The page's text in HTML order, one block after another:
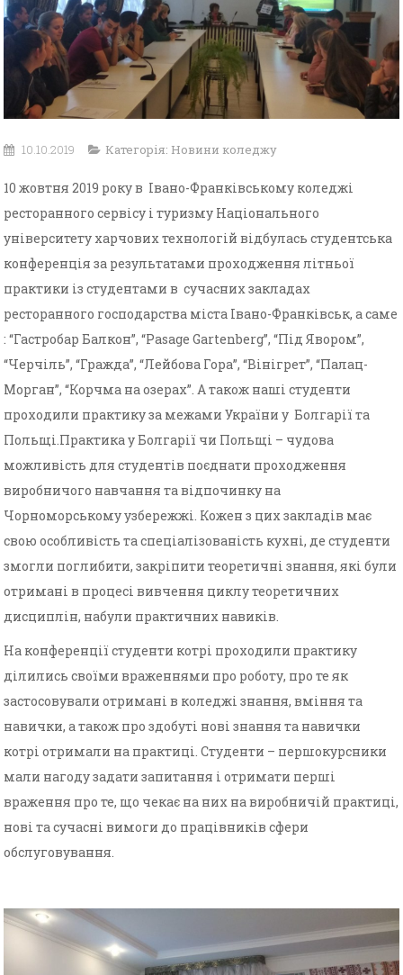
10.10.2019 Категорія: Новини коледжу
10 жовтня 2019 року в Івано-Франківському коледжі
ресторанного сервісу і туризму Національного
університету харчових технологій відбулась студентська
конференція за результатами проходження літньої
практики із студентами в сучасних закладах
ресторанного господарства міста Івано-Франківськ, а саме
: “Гастробар Балкон”, “Pasage Gartenberg”, “Під Явором”,
“Черчіль”, “Гражда”, “Лейбова Гора”, “Вінігрет”, “Палац-
Морган”, “Корчма на озерах”. А також наші студенти
проходили практику за межами України у Болгарії та
Польщі.Практика у Болгарії чи Польщі – чудова
можливість для студентів поєднати проходження
виробничого навчання та відпочинку на
Чорноморському узбережжі. Кожен з цих закладів має
свою особливість та спеціалізованість кухні, де студенти
змогли поглибити, закріпити теоретичні знання, які були
отримані в процесі вивчення циклу теоретичних
дисциплін, набули практичних навиків.
На конференції студенти котрі проходили практику
ділились своїми враженнями про роботу, про те як
застосовували отримані в коледжі знання, вміння та
навички, а також про здобуті нові знання та навички
котрі отримали на практиці. Студенти – першокурсники
мали нагоду задати запитання і отримати перші
враження про те, що чекає на них на виробничій практиці,
нові та сучасні вимоги до працівників сфери
обслуговування.